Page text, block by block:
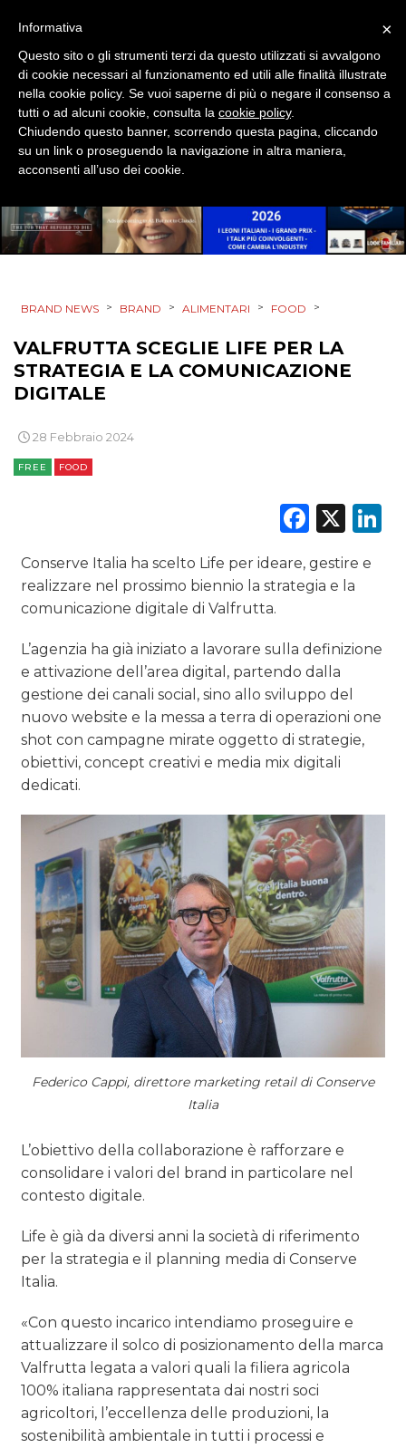
PUNTI VENDITA
CSR
STRATEGIE
DIGITALE
RADIO / AUDIO
RICERCHE
NORMATIVE
TREND
CASE HISTORY
BRAND NEWS > BRAND > ALIMENTARI > FOOD >
VALFRUTTA SCEGLIE LIFE PER LA
STRATEGIA E LA COMUNICAZIONE
DIGITALE
28 Febbraio 2024
FREE FOOD
X
Conserve Italia ha scelto Life per ideare, gestire e
realizzare nel prossimo biennio la strategia e la
comunicazione digitale di Valfrutta.
L’agenzia ha già iniziato a lavorare sulla definizione
e attivazione dell’area digital, partendo dalla
gestione dei canali social, sino allo sviluppo del
nuovo website e la messa a terra di operazioni one
shot con campagne mirate oggetto di strategie,
obiettivi, concept creativi e media mix digitali
dedicati.
Federico Cappi, direttore marketing retail di Conserve
Italia
L’obiettivo della collaborazione è rafforzare e
consolidare i valori del brand in particolare nel
contesto digitale.
Life è già da diversi anni la società di riferimento
per la strategia e il planning media di Conserve
Italia.
«Con questo incarico intendiamo proseguire e
attualizzare il solco di posizionamento della marca
Valfrutta legata a valori quali la filiera agricola
100% italiana rappresentata dai nostri soci
agricoltori, l’eccellenza delle produzioni, la
sostenibilità ambientale in tutti i processi e
×
Informativa
Questo sito o gli strumenti terzi da questo utilizzati si avvalgono
di cookie necessari al funzionamento ed utili alle finalità illustrate
nella cookie policy. Se vuoi saperne di più o negare il consenso a
tutti o ad alcuni cookie, consulta la cookie policy.
Chiudendo questo banner, scorrendo questa pagina, cliccando
su un link o proseguendo la navigazione in altra maniera,
acconsenti all’uso dei cookie.